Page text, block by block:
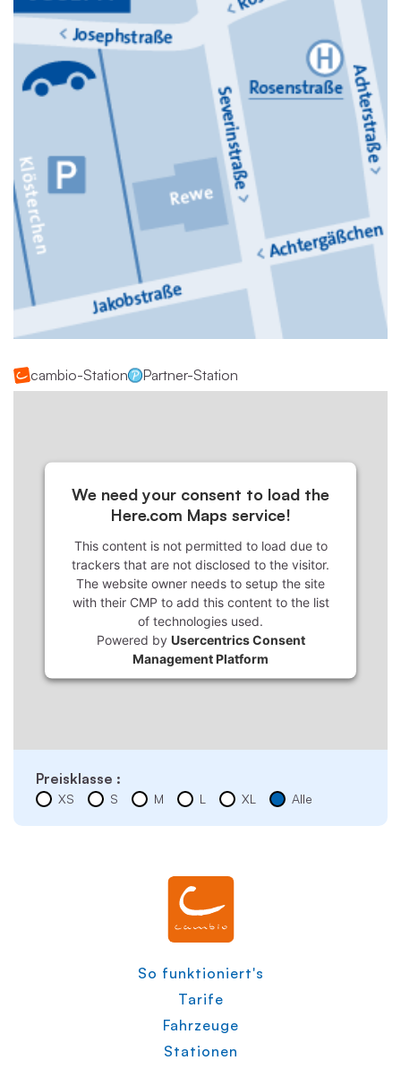
cambio-Station Partner-Station
We need your consent to load the
Here.com Maps service!
This content is not permitted to load due to
trackers that are not disclosed to the visitor.
The website owner needs to setup the site
with their CMP to add this content to the list
of technologies used.
Powered by Usercentrics Consent
Management Platform
Preisklasse :
XS S M L XL Alle
So funktioniert's
Tarife
Fahrzeuge
Stationen